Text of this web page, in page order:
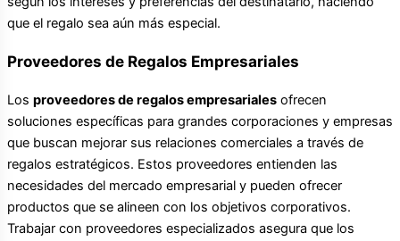
que el regalo sea aún más especial.
Proveedores de Regalos Empresariales
Los proveedores de regalos empresariales ofrecen
soluciones específicas para grandes corporaciones y empresas
que buscan mejorar sus relaciones comerciales a través de
regalos estratégicos. Estos proveedores entienden las
necesidades del mercado empresarial y pueden ofrecer
productos que se alineen con los objetivos corporativos.
Trabajar con proveedores especializados asegura que los